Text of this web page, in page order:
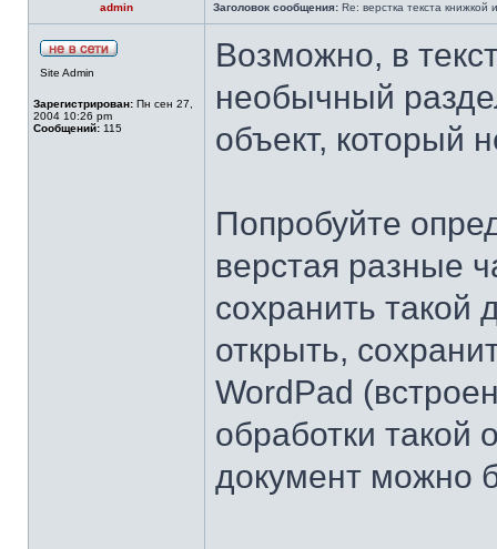
admin Заголовок сообщения: Re: верстка текста книжкой
Site Admin
Зарегистрирован: Пн сен 27,
2004 10:26 pm
Сообщений: 115
Возможно, в
необычный
объект, который
Попробуйте
верстая разные
сохранить такой
открыть,
WordPad
обработки такой
документ можно